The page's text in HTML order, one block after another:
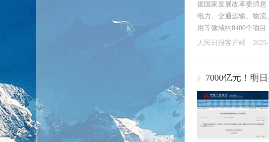
据国家发展改革委消息
电力、交通运输、物
用等领域约8400个项目
人民日报客户端
7000亿元！明